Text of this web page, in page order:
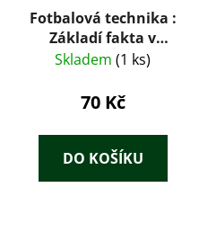
Fotbalová technika :
Základí fakta v
malíčku
Skladem (1 ks)
70 Kč
DO KOŠÍKU